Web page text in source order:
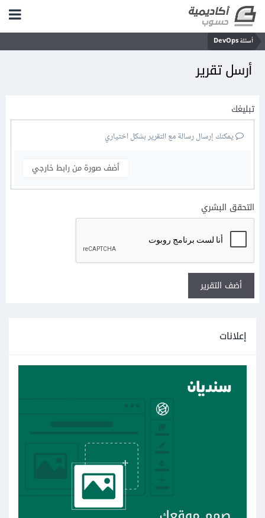
أسئلة DevOps
أرسل تقرير
تبليغك
يمكنك إرسال رسالة مع التقرير بشكل اختياري
أضف صورة من رابط خارجي
التحقق البشري
أضف التقرير
إعلانات